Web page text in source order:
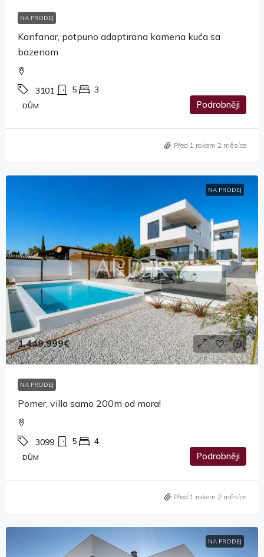
NA PRODEJ
Kanfanar, potpuno adaptirana kamena kuća sa
bazenom
3101 5 3
DŮM Podrobněji
Před 1 rokem 2 měsíce
NA PRODEJ
1,449,999€
NA PRODEJ
Pomer, villa samo 200m od mora!
3099 5 4
DŮM Podrobněji
Před 1 rokem 2 měsíce
NA PRODEJ